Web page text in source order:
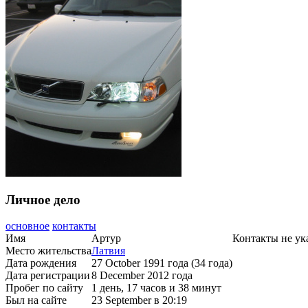
Личное дело
основное контакты
Имя
Артур
Место жительстваЛатвия
Дата рождения
27 October 1991 года (34 года)
Дата регистрации8 December 2012 года
Пробег по сайту
1 день, 17 часов и 38 минут
Был на сайте
23 September в 20:19
Контакты не